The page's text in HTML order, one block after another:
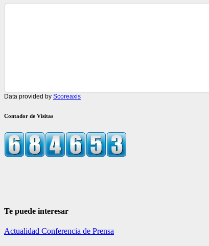
Data provided by Scoreaxis
Contador de Visitas
Te puede interesar
Actualidad Conferencia de Prensa